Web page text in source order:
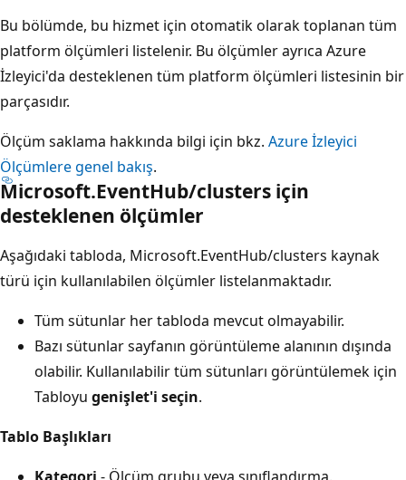
Bu bölümde, bu hizmet için otomatik olarak toplanan tüm
platform ölçümleri listelenir. Bu ölçümler ayrıca Azure
İzleyici'da desteklenen tüm platform ölçümleri listesinin bir
parçasıdır.
Ölçüm saklama hakkında bilgi için bkz. Azure İzleyici
Ölçümlere genel bakış.
Microsoft.EventHub/clusters için
desteklenen ölçümler
Aşağıdaki tabloda, Microsoft.EventHub/clusters kaynak
türü için kullanılabilen ölçümler listelanmaktadır.
Tüm sütunlar her tabloda mevcut olmayabilir.
Bazı sütunlar sayfanın görüntüleme alanının dışında
olabilir. Kullanılabilir tüm sütunları görüntülemek için
Tabloyu genişlet'i seçin.
Tablo Başlıkları
Kategori - Ölçüm grubu veya sınıflandırma.